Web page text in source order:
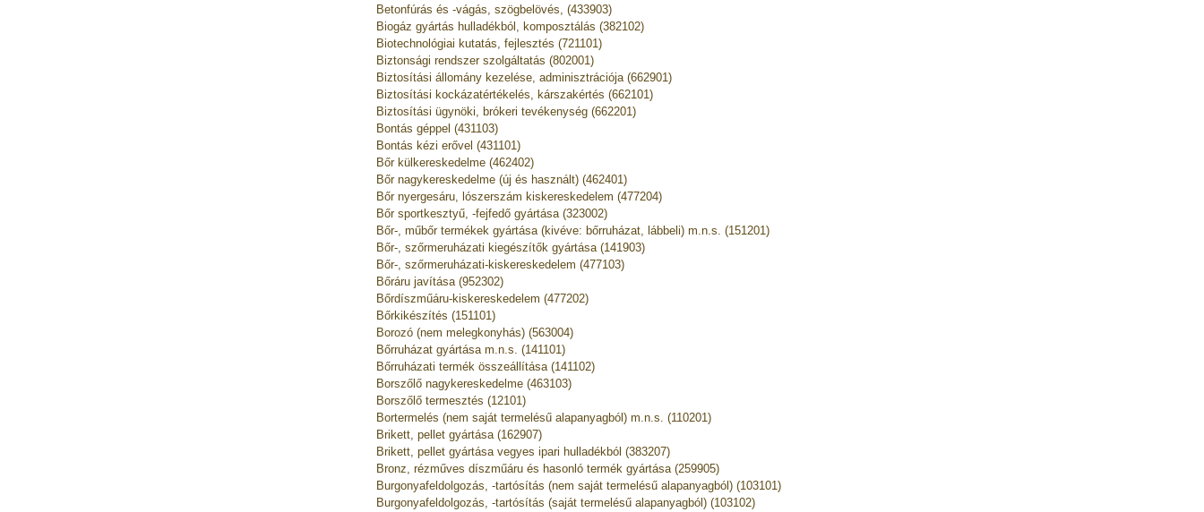
Betonfúrás és -vágás, szögbelövés, (433903)
Biogáz gyártás hulladékból, komposztálás (382102)
Biotechnológiai kutatás, fejlesztés (721101)
Biztonsági rendszer szolgáltatás (802001)
Biztosítási állomány kezelése, adminisztrációja (662901)
Biztosítási kockázatértékelés, kárszakértés (662101)
Biztosítási ügynöki, brókeri tevékenység (662201)
Bontás géppel (431103)
Bontás kézi erővel (431101)
Bőr külkereskedelme (462402)
Bőr nagykereskedelme (új és használt) (462401)
Bőr nyergesáru, lószerszám kiskereskedelem (477204)
Bőr sportkesztyű, -fejfedő gyártása (323002)
Bőr-, műbőr termékek gyártása (kivéve: bőrruházat, lábbeli) m.n.s. (151201)
Bőr-, szőrmeruházati kiegészítők gyártása (141903)
Bőr-, szőrmeruházati-kiskereskedelem (477103)
Bőráru javítása (952302)
Bőrdíszműáru-kiskereskedelem (477202)
Bőrkikészítés (151101)
Borozó (nem melegkonyhás) (563004)
Bőrruházat gyártása m.n.s. (141101)
Bőrruházati termék összeállítása (141102)
Borszőlő nagykereskedelme (463103)
Borszőlő termesztés (12101)
Bortermelés (nem saját termelésű alapanyagból) m.n.s. (110201)
Brikett, pellet gyártása (162907)
Brikett, pellet gyártása vegyes ipari hulladékból (383207)
Bronz, rézműves díszműáru és hasonló termék gyártása (259905)
Burgonyafeldolgozás, -tartósítás (nem saját termelésű alapanyagból) (103101)
Burgonyafeldolgozás, -tartósítás (saját termelésű alapanyagból) (103102)